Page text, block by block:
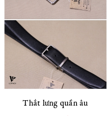
Thắt lưng quần âu